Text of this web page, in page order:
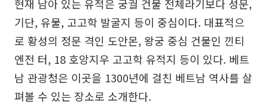
현재 남아 있는 유적은 궁궐 건물 전체라기보다 성문,
기단, 유물, 고고학 발굴지 등이 중심이다. 대표적으
로 황성의 정문 격인 도안몬, 왕궁 중심 건물인 낀티
엔전 터, 18 호앙지우 고고학 유적지 등이 있다. 베트
남 관광청은 이곳을 1300년에 걸친 베트남 역사를 살
펴볼 수 있는 장소로 소개한다.